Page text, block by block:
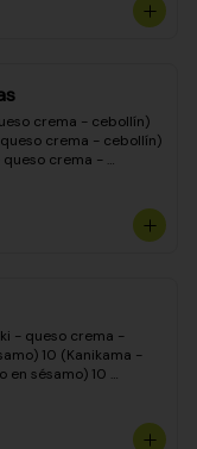
crema - cebollín)
crema - cebollín)
queso crema -
10 (Carne - queso
- queso crema -
10 (Kanikama -
en sésamo) 10
crema) 10